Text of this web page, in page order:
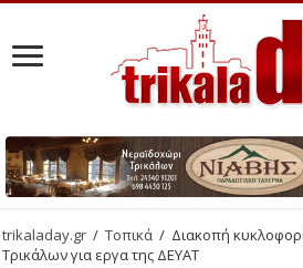
trikaladay.gr / Τοπικά / Διακοπή
Τρικάλων για εργα της ΔΕΥΑΤ